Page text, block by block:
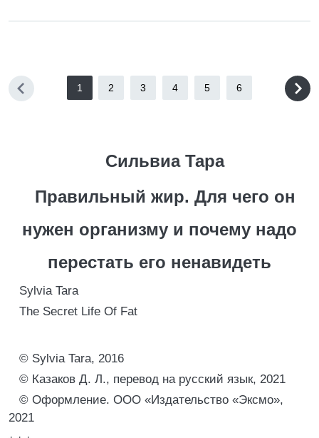
1 2 3 4 5 6
Сильвиа Тара
Правильный жир. Для чего он
нужен организму и почему надо
перестать его ненавидеть
Sylvia Tara
The Secret Life Of Fat
© Sylvia Tara, 2016
© Казаков Д. Л., перевод на русский язык, 2021
© Оформление. ООО «Издательство «Эксмо»,
2021